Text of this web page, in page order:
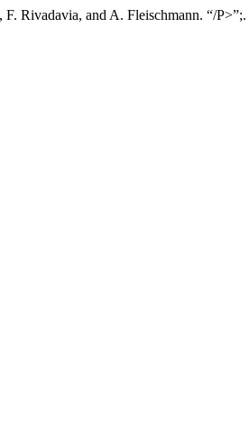
F. Rivadavia, and A. Fleischmann. “/P>”;.